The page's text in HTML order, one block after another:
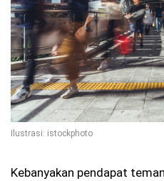
Ilustrasi: istockphoto
Kebanyakan pendapat